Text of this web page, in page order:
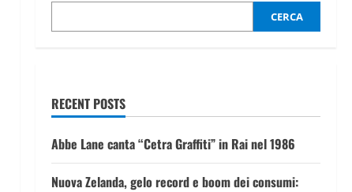
CERCA
RECENT POSTS
Abbe Lane canta “Cetra Graffiti” in Rai nel 1986
Nuova Zelanda, gelo record e boom dei consumi: